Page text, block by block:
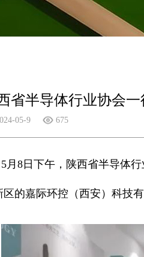
省半导体行业协会一
05-9 675
5月8日下午，陕西省半导体
区的嘉际环控（西安）科技